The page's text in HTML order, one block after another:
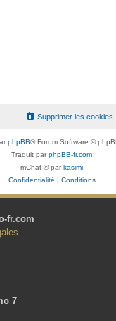
Supprimer les cookies
phpBB® Forum Software ©
Traduit parphpBB-fr.com
mChat © par kasimi
Confidentialité
Conditions
fr.com
7